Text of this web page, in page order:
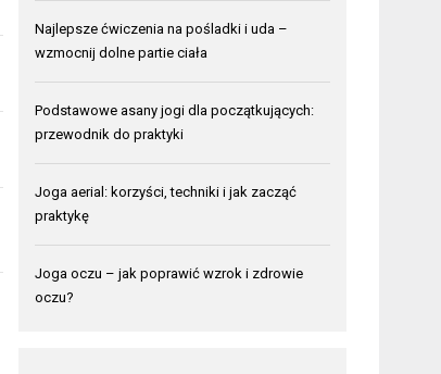
Najlepsze ćwiczenia na pośladki i uda –
wzmocnij dolne partie ciała
Podstawowe asany jogi dla początkujących:
przewodnik do praktyki
Joga aerial: korzyści, techniki i jak zacząć
praktykę
Joga oczu – jak poprawić wzrok i zdrowie
oczu?